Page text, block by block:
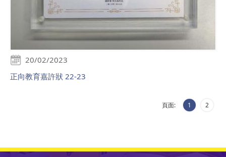
20/02/2023
正向教育嘉許狀 22-23
頁面: 1 2